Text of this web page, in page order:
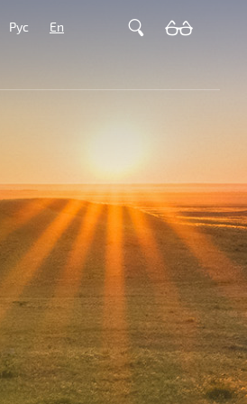
Рус En